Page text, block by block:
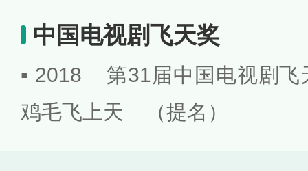
中国电视剧飞天奖
▪ 2018 第31届中国电视剧
鸡毛飞上天 （提名）